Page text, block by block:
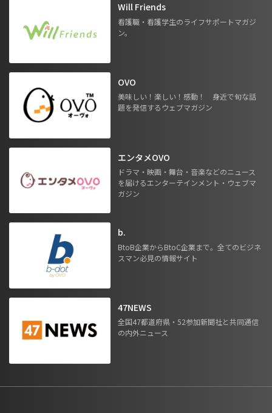
Will Friends
看護職・看護学生のライフサポートマガジ
ン。
OVO
美味しい！楽しい！感動！ 身近で旬な話
題を発信するウェブマガジン
エンタメOVO
ドラマ・映画・舞台・音楽などのニュース
を届けるエンターテインメント・ウェブマ
ガジン
b.
BtoB企業からBtoC企業まで。全てのビジネ
スマン必見の情報サイト
47NEWS
全国47都道府県・52参加新聞社と共同通信
の内外ニュース